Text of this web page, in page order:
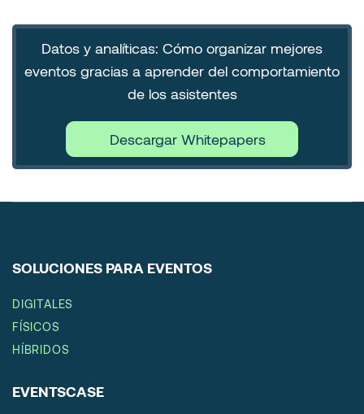
Datos y analíticas: Cómo organizar mejores
eventos gracias a aprender del comportamiento
de los asistentes
Descargar Whitepapers
SOLUCIONES PARA EVENTOS
DIGITALES
FÍSICOS
HÍBRIDOS
EVENTSCASE